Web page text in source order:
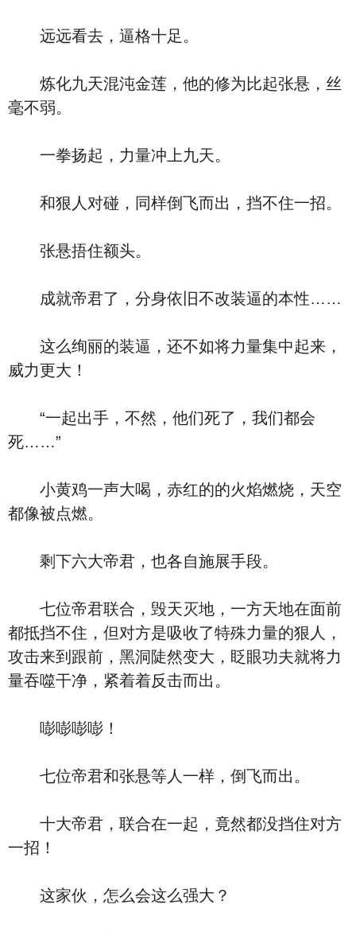
远远看去，逼格十足。
炼化九天混沌金莲，他的修为比起张悬，丝
毫不弱。
一拳扬起，力量冲上九天。
和狠人对碰，同样倒飞而出，挡不住一招。
张悬捂住额头。
成就帝君了，分身依旧不改装逼的本性……
这么绚丽的装逼，还不如将力量集中起来，
威力更大！
“一起出手，不然，他们死了，我们都会
死……”
小黄鸡一声大喝，赤红的的火焰燃烧，天空
都像被点燃。
剩下六大帝君，也各自施展手段。
七位帝君联合，毁天灭地，一方天地在面前
都抵挡不住，但对方是吸收了特殊力量的狠人，
攻击来到跟前，黑洞陡然变大，眨眼功夫就将力
量吞噬干净，紧着着反击而出。
嘭嘭嘭嘭！
七位帝君和张悬等人一样，倒飞而出。
十大帝君，联合在一起，竟然都没挡住对方
一招！
这家伙，怎么会这么强大？